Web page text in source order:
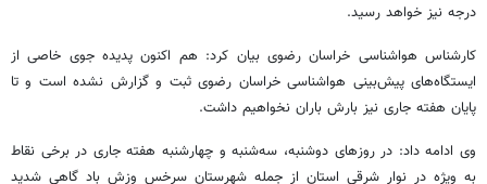
درجه نیز خواهد رسید.
کارشناس هواشناسی خراسان رضوی بیان کرد: هم اکنون پدیده جوی خاصی از
ایستگاه‌های پیش‌بینی هواشناسی خراسان رضوی ثبت و گزارش نشده است و تا
پایان هفته جاری نیز بارش باران نخواهیم داشت.
وی ادامه داد: در روزهای دوشنبه، سه‌شنبه و چهارشنبه هفته جاری در برخی نقاط
به ویژه در نوار شرقی استان از جمله شهرستان سرخس وزش باد گاهی شدید